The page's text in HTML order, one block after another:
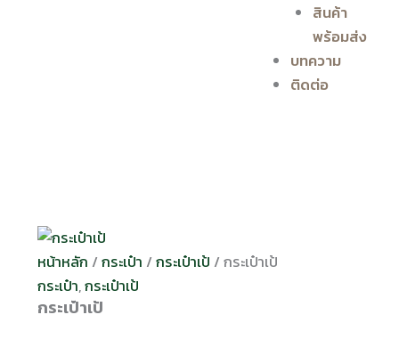
สินค้า
พร้อมส่ง
บทความ
ติดต่อ
หน้าหลัก / กระเป๋า / กระเป๋าเป้ / กระเป๋าเป้
กระเป๋า,กระเป๋าเป้
กระเป๋าเป้